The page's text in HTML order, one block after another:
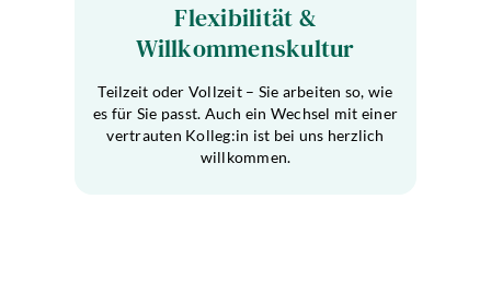
Flexibilität &
Willkommenskultur
Teilzeit oder Vollzeit – Sie arbeiten so, wie
es für Sie passt. Auch ein Wechsel mit einer
vertrauten Kolleg:in ist bei uns herzlich
willkommen.